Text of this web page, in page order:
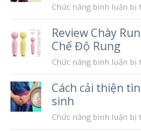
Chức năng bình luận bị
Review Chày
Chế Độ Rung
Chức năng bình luận bị
Cách cải thiện
sinh
Chức năng bình luận bị